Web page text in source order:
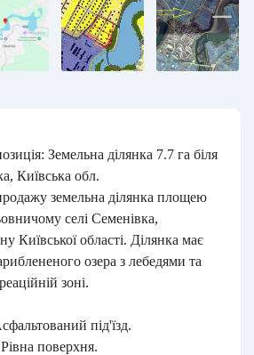
Земельна ділянка 7.7 га біля
Київська обл.
земельна ділянка площею
селі Семенівка,
Київської області. Ділянка має
озера з лебедями та
зоні.
під'їзд.
поверхня.